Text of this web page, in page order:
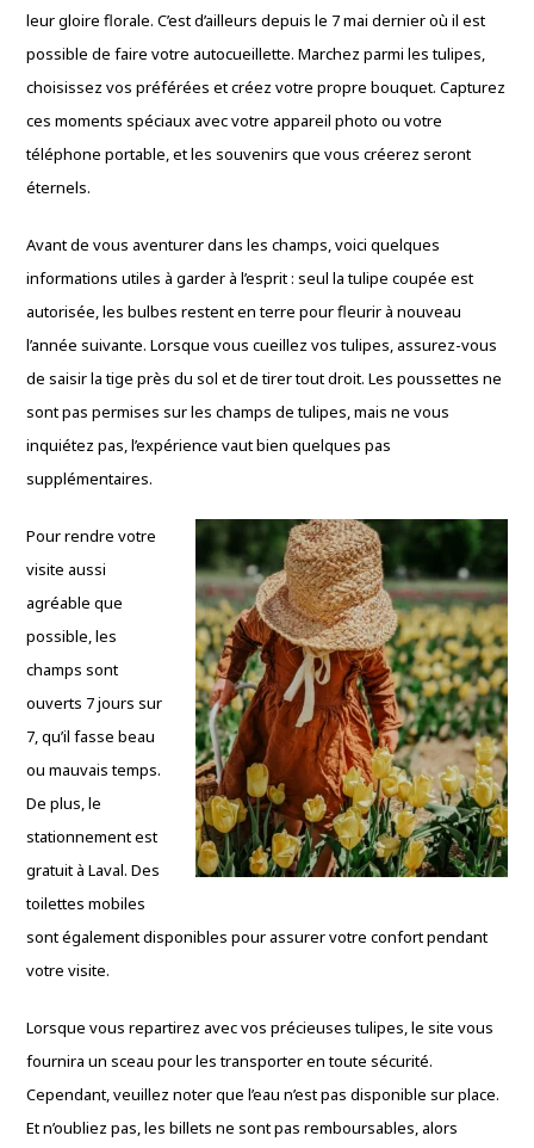
leur gloire florale. C’est d’ailleurs depuis le 7 mai dernier où il est
possible de faire votre autocueillette. Marchez parmi les tulipes,
choisissez vos préférées et créez votre propre bouquet. Capturez
ces moments spéciaux avec votre appareil photo ou votre
téléphone portable, et les souvenirs que vous créerez seront
éternels.
Avant de vous aventurer dans les champs, voici quelques
informations utiles à garder à l’esprit : seul la tulipe coupée est
autorisée, les bulbes restent en terre pour fleurir à nouveau
l’année suivante. Lorsque vous cueillez vos tulipes, assurez-vous
de saisir la tige près du sol et de tirer tout droit. Les poussettes ne
sont pas permises sur les champs de tulipes, mais ne vous
inquiétez pas, l’expérience vaut bien quelques pas
supplémentaires.
Pour rendre votre
visite aussi
agréable que
possible, les
champs sont
ouverts 7 jours sur
7, qu’il fasse beau
ou mauvais temps.
De plus, le
stationnement est
gratuit à Laval. Des
toilettes mobiles
sont également disponibles pour assurer votre confort pendant
votre visite.
Lorsque vous repartirez avec vos précieuses tulipes, le site vous
fournira un sceau pour les transporter en toute sécurité.
Cependant, veuillez noter que l’eau n’est pas disponible sur place.
Et n’oubliez pas, les billets ne sont pas remboursables, alors